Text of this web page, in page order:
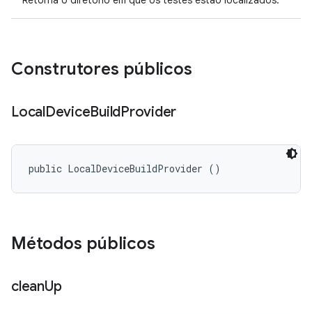
Construtores públicos
LocalDeviceBuildProvider
public LocalDeviceBuildProvider ()
Métodos públicos
cleanUp